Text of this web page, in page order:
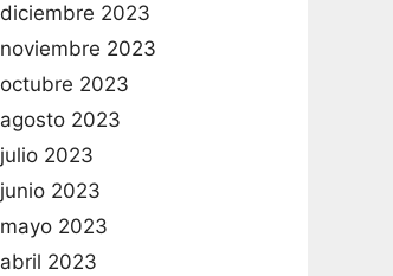
diciembre 2023
noviembre 2023
octubre 2023
agosto 2023
julio 2023
junio 2023
mayo 2023
abril 2023